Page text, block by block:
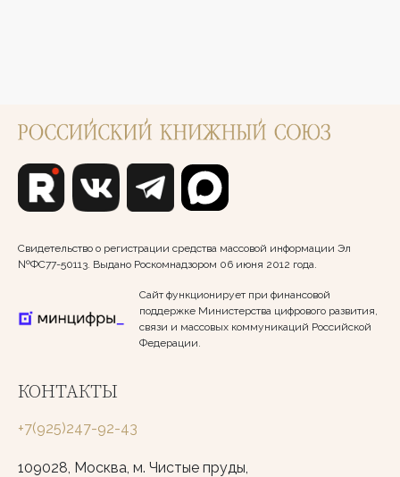
Свидетельство о регистрации средства массовой информации Эл
№ФС77-50113. Выдано Роскомнадзором 06 июня 2012 года.
Сайт функционирует при финансовой
поддержке Министерства цифрового развития,
связи и массовых коммуникаций Российской
Федерации.
КОНТАКТЫ
+7(925)247-92-43
109028, Москва, м. Чистые пруды,